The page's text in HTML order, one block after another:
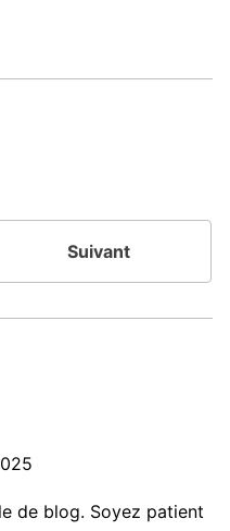
Suivant
de blog. Soyez patient